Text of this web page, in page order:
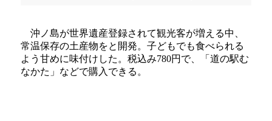
沖ノ島が世界遺産登録されて観光客が増える中、
常温保存の土産物をと開発。子どもでも食べられる
よう甘めに味付けした。税込み780円で、「道の駅む
なかた」などで購入できる。